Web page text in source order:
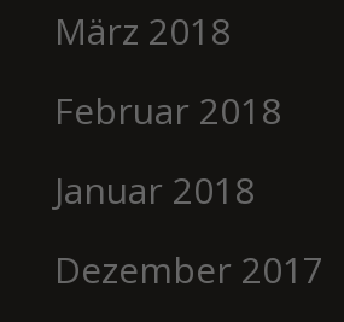
März 2018
Februar 2018
Januar 2018
Dezember 2017